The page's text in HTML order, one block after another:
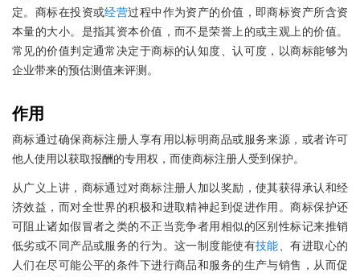
定。商标在投资或经营过程中作为资产的价值，即商标资产所含资
本量的大小。是指其资本价值，而不是荣誉上的或主观上的价值。
常见的价值判定通常决定于商标的认知度、认可度，以商标能够为
企业带来的预估测值来评测。
作用
商标通过确保商标注册人享有用以标明商品或服务来源，或者许可
他人使用以获取报酬的专用权，而使商标注册人受到保护。
从广义上讲，商标通过对商标注册人加以奖励，使其获得承认和经
济效益，而对全世界的积极和进取精神起到促进作用。商标保护还
可阻止诸如假冒者之类的不正当竞争者用相似的区别性标记来推销
低劣或不同产品或服务的行为。这一制度能使有技能 、有进取心的
人们在尽可能公平的条件下进行商品和服务的生产与销售，从而促